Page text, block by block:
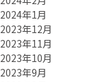
2024年1月
2023年12月
2023年11月
2023年10月
2023年9月